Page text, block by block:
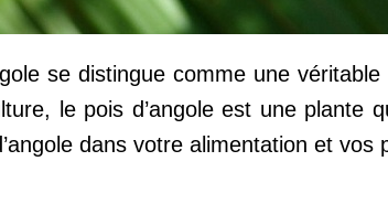
se distingue comme une
le pois d’angole est une plante
dans votre alimentation et vos